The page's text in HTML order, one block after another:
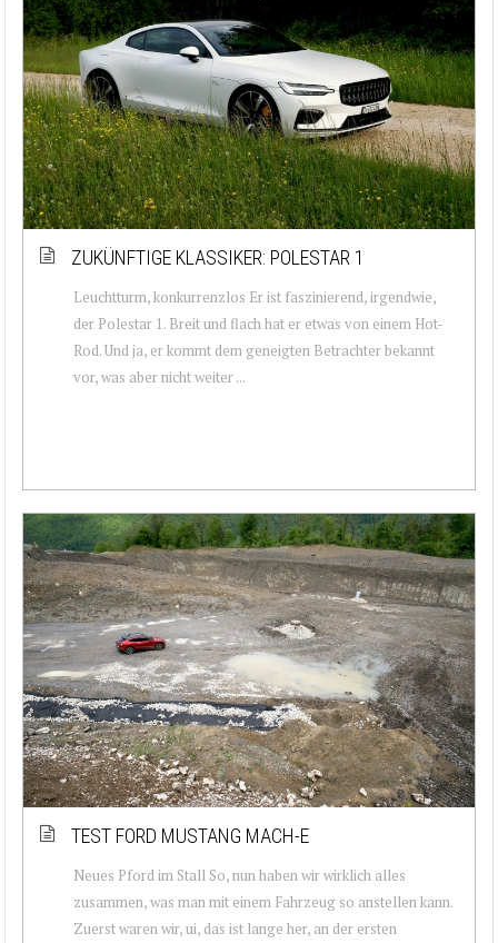
ZUKÜNFTIGE KLASSIKER: POLESTAR 1
Leuchtturm, konkurrenzlos Er ist faszinierend, irgendwie,
der Polestar 1. Breit und flach hat er etwas von einem Hot-
Rod. Und ja, er kommt dem geneigten Betrachter bekannt
vor, was aber nicht weiter ...
TEST FORD MUSTANG MACH-E
Neues Pford im Stall So, nun haben wir wirklich alles
zusammen, was man mit einem Fahrzeug so anstellen kann.
Zuerst waren wir, ui, das ist lange her, an der ersten